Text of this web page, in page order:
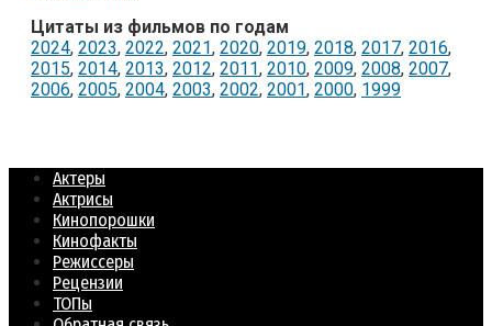
Цитаты из фильмов по годам
2024, 2023, 2022, 2021, 2020, 2019, 2018, 2017, 2016,
2015, 2014, 2013, 2012, 2011, 2010, 2009, 2008, 2007,
2006, 2005, 2004, 2003, 2002, 2001, 2000, 1999
Актеры
Актрисы
Кинопорошки
Кинофакты
Режиссеры
Рецензии
ТОПы